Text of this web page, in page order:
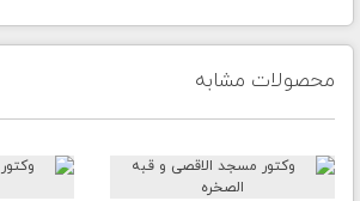
محصولات مشابه